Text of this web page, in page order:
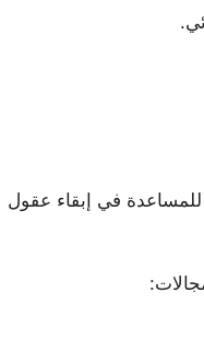
للمساعدة في إبقاء عقول